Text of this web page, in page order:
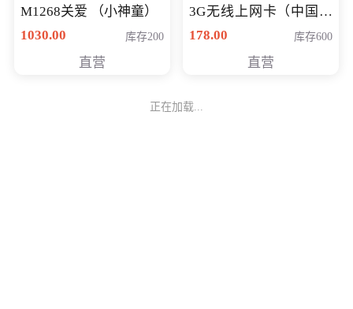
M1268关爱 （小神童）
1030.00
库存200
直营
3G无线上网卡（中国联
通）
178.00 库存600
直营
正在加载...